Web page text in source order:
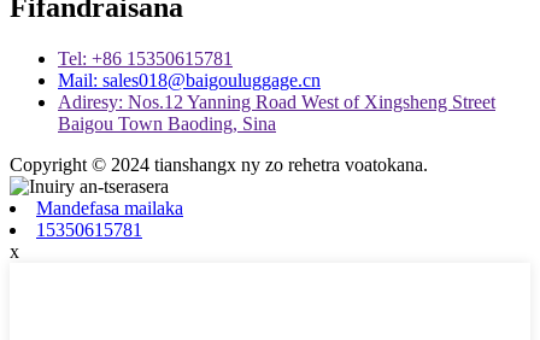
Fifandraisana
Tel: +86 15350615781
Mail: sales018@baigouluggage.cn
Adiresy: Nos.12 Yanning Road West of Xingsheng Street
Baigou Town Baoding, Sina
Copyright © 2024 tianshangx ny zo rehetra voatokana.
Mandefasa mailaka
15350615781
x